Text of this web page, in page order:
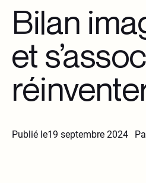
Bilan
et
Publié le19 septembre 2024